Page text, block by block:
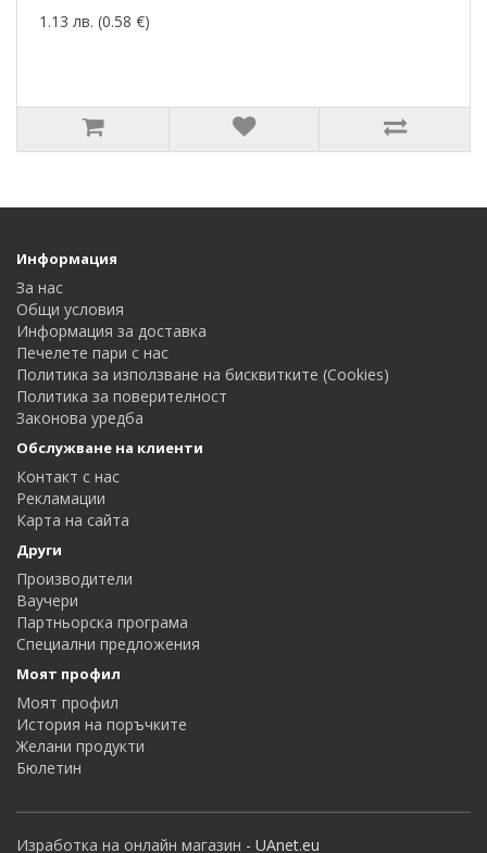
1.13 лв. (0.58 €)
Информация
За нас
Общи условия
Информация за доставка
Печелете пари с нас
Политика за използване на бисквитките (Cookies)
Политика за поверителност
Законова уредба
Обслужване на клиенти
Контакт с нас
Рекламации
Карта на сайта
Други
Производители
Ваучери
Партньорска програма
Специални предложения
Моят профил
Моят профил
История на поръчките
Желани продукти
Бюлетин
Изработка на онлайн магазин - UAnet.eu